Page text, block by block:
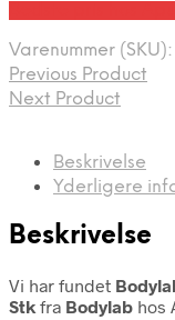
Varenummer (SKU):
Previous Product
Next Product
Beskrivelse
Yderligere
Beskrivelse
Vi har fundet
Stk fra Bodylab hos